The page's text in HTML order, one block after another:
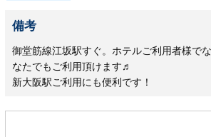
備考
御堂筋線江坂駅すぐ。ホテルご利用者様で
なたでもご利用頂けます♬
新大阪駅ご利用にも便利です！